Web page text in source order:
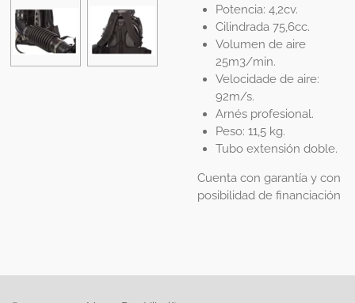
Potencia: 4,2cv.
Cilindrada 75,6cc.
Volumen de aire
25m3/min.
Velocidade de aire:
92m/s.
Arnés profesional.
Peso: 11,5 kg.
Tubo extensión doble.
Cuenta con garantía y con
posibilidad de financiación